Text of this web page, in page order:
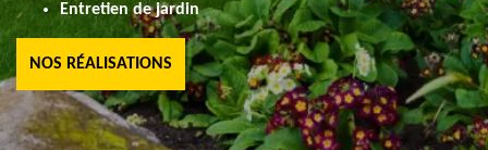
Entretien de jardin
NOS RÉALISATIONS